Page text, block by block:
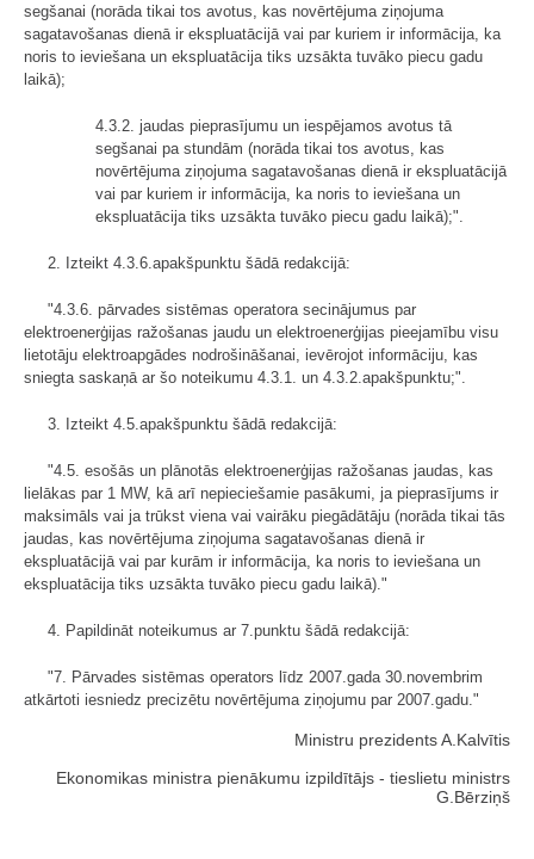
segšanai (norāda tikai tos avotus, kas novērtējuma ziņojuma
sagatavošanas dienā ir ekspluatācijā vai par kuriem ir informācija, ka
noris to ieviešana un ekspluatācija tiks uzsākta tuvāko piecu gadu
laikā);
4.3.2. jaudas pieprasījumu un iespējamos avotus tā
segšanai pa stundām (norāda tikai tos avotus, kas
novērtējuma ziņojuma sagatavošanas dienā ir ekspluatācijā
vai par kuriem ir informācija, ka noris to ieviešana un
ekspluatācija tiks uzsākta tuvāko piecu gadu laikā);".
2. Izteikt 4.3.6.apakšpunktu šādā redakcijā:
"4.3.6. pārvades sistēmas operatora secinājumus par
elektroenerģijas ražošanas jaudu un elektroenerģijas pieejamību visu
lietotāju elektroapgādes nodrošināšanai, ievērojot informāciju, kas
sniegta saskaņā ar šo noteikumu 4.3.1. un 4.3.2.apakšpunktu;".
3. Izteikt 4.5.apakšpunktu šādā redakcijā:
"4.5. esošās un plānotās elektroenerģijas ražošanas jaudas, kas
lielākas par 1 MW, kā arī nepieciešamie pasākumi, ja pieprasījums ir
maksimāls vai ja trūkst viena vai vairāku piegādātāju (norāda tikai tās
jaudas, kas novērtējuma ziņojuma sagatavošanas dienā ir
ekspluatācijā vai par kurām ir informācija, ka noris to ieviešana un
ekspluatācija tiks uzsākta tuvāko piecu gadu laikā)."
4. Papildināt noteikumus ar 7.punktu šādā redakcijā:
"7. Pārvades sistēmas operators līdz 2007.gada 30.novembrim
atkārtoti iesniedz precizētu novērtējuma ziņojumu par 2007.gadu."
Ministru prezidents A.Kalvītis
Ekonomikas ministra pienākumu izpildītājs - tieslietu ministrs
G.Bērziņš